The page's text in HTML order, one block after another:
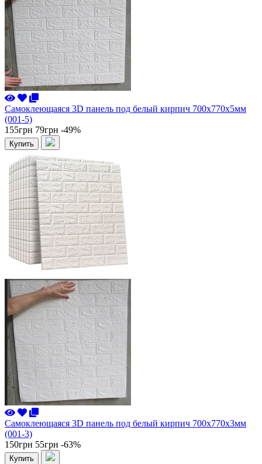
Самоклеющаяся 3D панель под белый кирпич 700x770x5мм
(001-5)
155грн 79грн -49%
Купить
Самоклеющаяся 3D панель под белый кирпич 700x770x3мм
(001-3)
150грн 55грн -63%
Купить